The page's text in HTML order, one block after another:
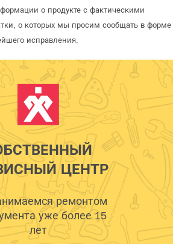
о продукте с фактическими
о которых мы просим сообщать в форме
исправления.
ЦЕНТР
ремонтом
уже более 15
лет